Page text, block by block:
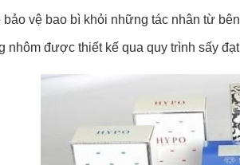
bảo vệ bao bì khỏi những tác nhân từ
nhôm được thiết kế qua quy trình sấy